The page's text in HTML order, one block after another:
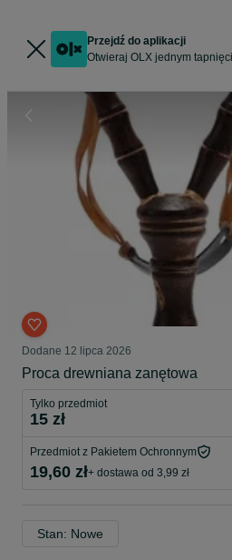
Przejdź do aplikacji
Otwieraj OLX jednym
Dodane 12 lipca 2026
Proca drewniana zanętowa
Tylko przedmiot
15 zł
Przedmiot z Pakietem Ochronnym
19,60 zł+ dostawa od 3,99 zł
Stan: Nowe